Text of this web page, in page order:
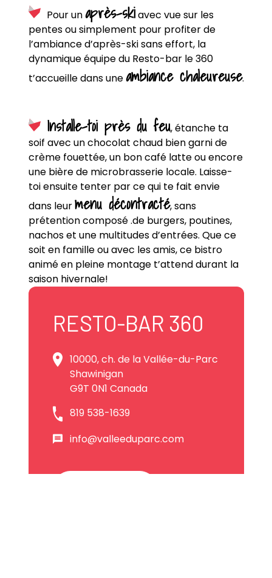
Pour unaprès-skiavec vue sur les
pentes ou simplement pour profiter de
l’ambiance d’après-ski sans effort, la
dynamique équipe du Resto-bar le 360
t’accueille dans uneambiance chaleureuse.
Installe-toi près du feu, étanche ta
soif avec un chocolat chaud bien garni de
crème fouettée, un bon café latte ou encore
une bière de microbrasserie locale. Laisse-
toi ensuite tenter par ce qui te fait envie
dans leurmenu décontracté, sans
prétention composé .de burgers, poutines,
nachos et une multitudes d’entrées. Que ce
soit en famille ou avec les amis, ce bistro
animé en pleine montage t’attend durant la
saison hivernale!
RESTO-BAR 360
10000, ch. de la Vallée-du-Parc
Shawinigan
G9T 0N1 Canada
819 538-1639
info@valleeduparc.com